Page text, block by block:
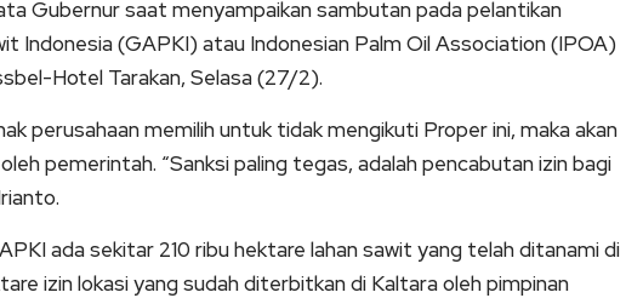
Gubernur saat menyampaikan sambutan pada pelantikan
Indonesia (GAPKI) atau Indonesian Palm Oil Association (IPOA)
Hotel Tarakan, Selasa (27/2).
perusahaan memilih untuk tidak mengikuti Proper ini, maka akan
pemerintah. “Sanksi paling tegas, adalah pencabutan izin bagi
ada sekitar 210 ribu hektare lahan sawit yang telah ditanami di
izin lokasi yang sudah diterbitkan di Kaltara oleh pimpinan